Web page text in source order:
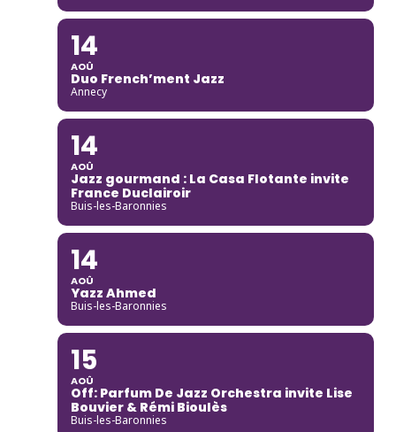
14
AOÛ
Duo French’ment Jazz
Annecy
14
AOÛ
Jazz gourmand : La Casa Flotante invite
France Duclairoir
Buis-les-Baronnies
14
AOÛ
Yazz Ahmed
Buis-les-Baronnies
15
AOÛ
Off: Parfum De Jazz Orchestra invite Lise
Bouvier & Rémi Bioulès
Buis-les-Baronnies